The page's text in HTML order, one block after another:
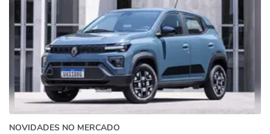
NOVIDADES NO MERCADO